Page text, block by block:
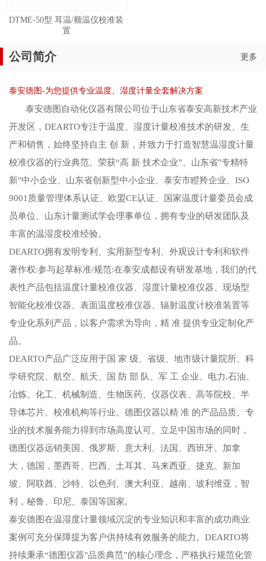
DTME-50型 耳温/额温仪校准装
置
公司简介 更多
泰安德图-为您提供专业温度、湿度计量全套解决方案
泰安德图自动化仪器有限公司位于山东省泰安高新技术产业
开发区，DEARTO专注于温度、湿度计量校准技术的研发、生
产和销售，始终坚持自主 创 新，并致力于打造智慧温湿度计量
校准仪器的行业典范。荣获“高 新 技术企业”、山东省"专精特
新"中小企业、山东省创新型中小企业、泰安市瞪羚企业、ISO
9001质量管理体系认证、欧盟CE认证、国家温度计量委员会成
员单位、山东计量测试学会理事单位，拥有专业的研发团队及
丰富的温湿度校准经验。
DEARTO拥有发明专利、实用新型专利、外观设计专利和软件
著作权:参与起草标准/规范:在泰安成都设有研发基地，我们的代
表性产品包括温度计量校准仪器、湿度计量校准仪器、现场型
智能化校准仪器、表面温度校准仪器、辐射温度计校准装置等
专业化系列产品，以客户需求为导向，精 准 提供专业定制化产
品。
DEARTO产品广泛应用于国 家 级、省级、地市级计量院所、科
学研究院、航空、航天、国 防 部 队、军 工 企业、电力.石油、
冶炼、化工、机械制造、生物医药、仪器仪表、高等院校、半
导体芯片、校准机构等行业。德图仪器以精 准 的产品品质、专
业的技术服务能力得到市场高度认可。立足中国市场的同时，
德图仪器远销美国、俄罗斯、意大利、法国、西班牙、加拿
大，德国，墨西哥、巴西、土耳其、马来西亚、捷克、新加
坡、阿联酋、沙特、以色列、澳大利亚、越南、玻利维亚，智
利，秘鲁、印尼、泰国等国家,
泰安德图在温湿度计量领域沉淀的专业知识和丰富的成功商业
案例可充分保障提为客户供持续有效服务的能力。DEARTO将
持续秉承“德图仪器"品质典范”的核心理念，严格执行规范化管